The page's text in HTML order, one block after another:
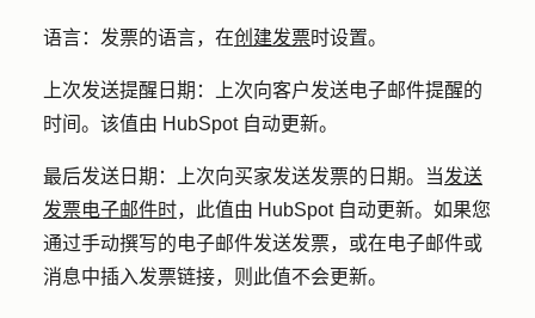
语言： 发票的语言，在创建发票时设置。
上次发送提醒日期：
上次向客户发送电子邮件提醒的
时间。该值由 HubSpot 自动更新。
最后发送日期： 上次向买家发送发票的日期。当发送
发票电子邮件时，此值由 HubSpot 自动更新。如果您
通过手动撰写的电子邮件发送发票，或在电子邮件或
消息中插入发票链接，则此值不会更新。